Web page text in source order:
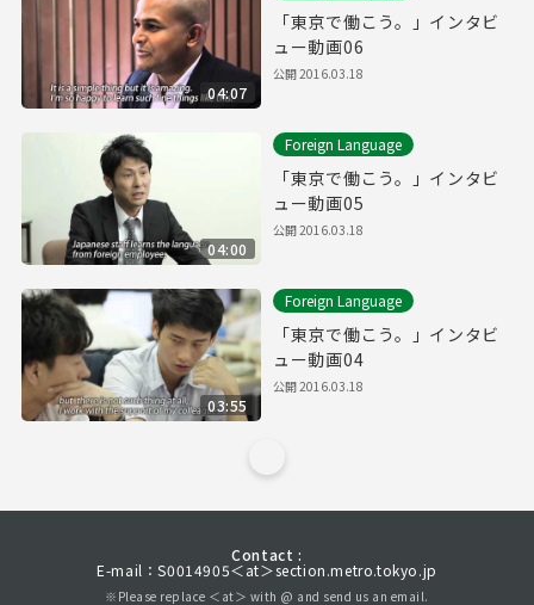
04:07
「東京で働こう。」インタビ
ュー動画06
公開2016.03.18
04:00
Foreign Language
「東京で働こう。」インタビ
ュー動画05
公開2016.03.18
03:55
Foreign Language
「東京で働こう。」インタビ
ュー動画04
公開2016.03.18
Contact :
E-mail：S0014905＜at＞section.metro.tokyo.jp
※Please replace ＜at＞ with @ and send us an email.